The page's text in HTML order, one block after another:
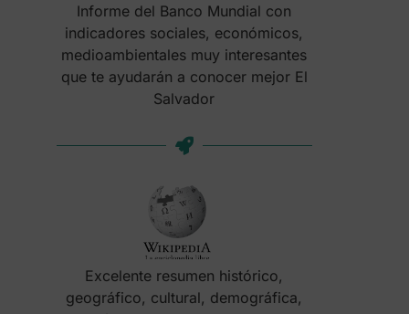
Informe del Banco Mundial con
indicadores sociales, económicos,
medioambientales muy interesantes
que te ayudarán a conocer mejor El
Salvador
Excelente resumen histórico,
geográfico, cultural, demográfica,